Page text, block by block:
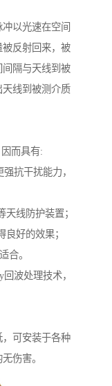
以光速在空间
反射回来，被
间隔与天线到被
线到被测介质
而具有:
抗干扰能力，
线防护装置；
好的效果；
合。
波处理技术，
可安装于各种
伤害。